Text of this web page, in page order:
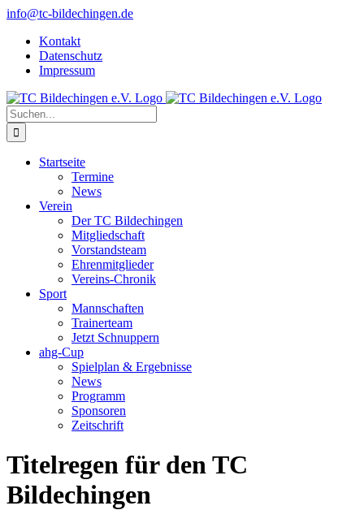
Zum
springen
info@tc-bildechingen.de
Kontakt
Datenschutz
Impressum
Suche
nach:
Startseite
Termine
News
Verein
Der TC Bildechingen
Mitgliedschaft
Vorstandsteam
Ehrenmitglieder
Vereins-Chronik
Sport
Mannschaften
Trainerteam
Jetzt Schnuppern
ahg-Cup
Spielplan & Ergebnisse
News
Programm
Sponsoren
Zeitschrift
Titelregen für den TC
Bildechingen